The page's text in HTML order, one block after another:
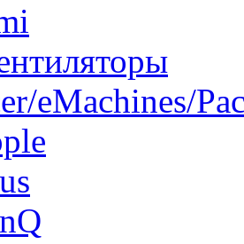
eMachines/